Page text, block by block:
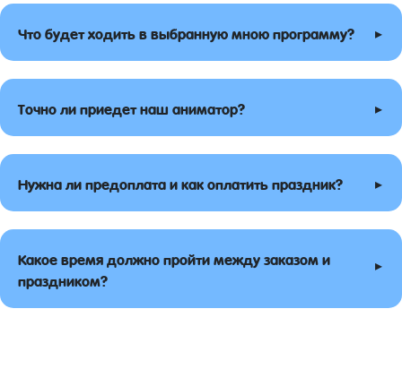
Что будет ходить в выбранную мною программу? ▸
Точно ли приедет наш аниматор? ▸
Нужна ли предоплата и как оплатить праздник? ▸
Какое время должно пройти между заказом и
праздником?
▸